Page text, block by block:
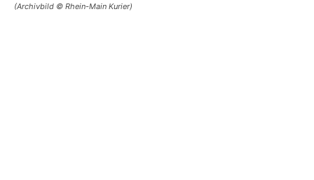
(Archivbild © Rhein-Main Kurier)